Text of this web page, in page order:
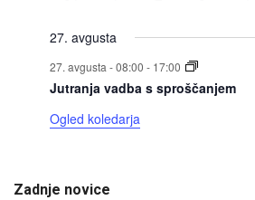
27. avgusta
27. avgusta - 08:00 - 17:00
Jutranja vadba s sproščanjem
Ogled koledarja
Zadnje novice